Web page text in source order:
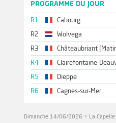
PROGRAMME DU JOUR
R1 Cabourg
R2 Wolvega
R3 Châteaubriant
R4 Clairefontaine-
R5 Dieppe
R6 Cagnes-sur-Mer
Dimanche 14/06/2026 > La Capelle